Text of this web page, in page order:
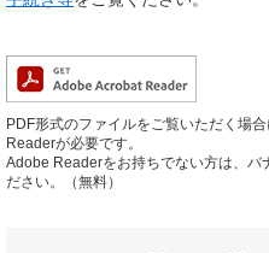
PDF形式のファイルをご覧いただく場
Readerが必要です。
Adobe Readerをお持ちでない方は、バ
ださい。（無料）